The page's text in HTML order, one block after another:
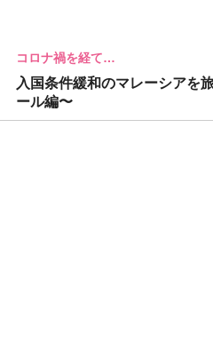
コロナ禍を経て…
入国条件緩和のマレーシアを
ール編〜